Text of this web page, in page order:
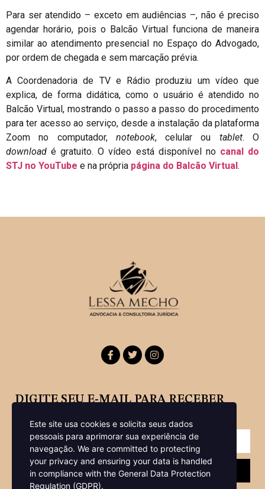
Para ser atendido – exceto em audiências –, não é preciso
agendar horário, pois o Balcão Virtual funciona de maneira
similar ao atendimento presencial no Espaço do Advogado,
por ordem de chegada e sem marcação prévia.
A Coordenadoria de TV e Rádio produziu um vídeo que
explica, de forma didática, como o usuário é atendido no
Balcão Virtual, mostrando o passo a passo do procedimento
para ter acesso ao serviço, desde a instalação da plataforma
Zoom no computador, notebook, celular ou tablet. O
download é gratuito. O vídeo está disponível no canal do
STJ no YouTube e na própria página do Balcão Virtual.
DIGITE SEU E-MAIL PARA RECEBER
Enviar
Este site usa cookies e solicita seus dados
pessoais para aprimorar sua experiência de
navegação. We are committed to protecting
your privacy and ensuring your data is handled
in compliance with the General Data Protection
Regulation (GDPR).